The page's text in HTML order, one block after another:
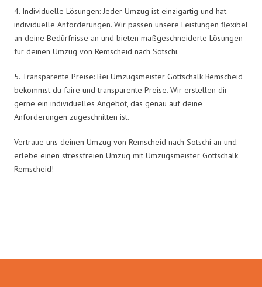
4. Individuelle Lösungen: Jeder Umzug ist einzigartig und hat
individuelle Anforderungen. Wir passen unsere Leistungen flexibel
an deine Bedürfnisse an und bieten maßgeschneiderte Lösungen
für deinen Umzug von Remscheid nach Sotschi.
5. Transparente Preise: Bei Umzugsmeister Gottschalk Remscheid
bekommst du faire und transparente Preise. Wir erstellen dir
gerne ein individuelles Angebot, das genau auf deine
Anforderungen zugeschnitten ist.
Vertraue uns deinen Umzug von Remscheid nach Sotschi an und
erlebe einen stressfreien Umzug mit Umzugsmeister Gottschalk
Remscheid!